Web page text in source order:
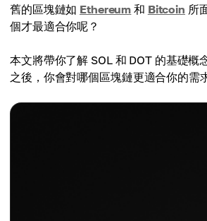
舊的區塊鏈如 Ethereum 和 Bitcoin 所
個才最適合你呢？
本文將帶你了解 SOL 和 DOT 的基礎概
之後，你會對哪個區塊鏈更適合你的需